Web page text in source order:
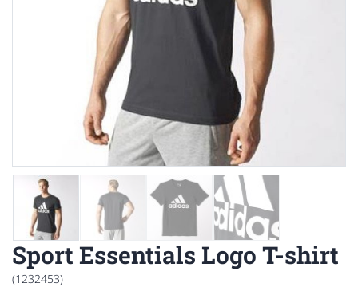
Sport Essentials Logo T-shirt
(1232453)